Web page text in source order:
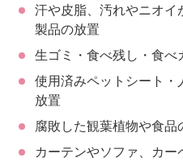
汗や皮脂、汚れやニオイ
製品の放置
生ゴミ・食べ残し・食べ
使用済みペットシート・
放置
腐敗した観葉植物や食品
カーテンやソファ、カ